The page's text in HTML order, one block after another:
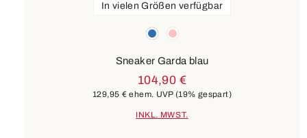
blau rosa
In vielen Größen verfügbar
Sneaker Garda blau
104,90 €
129,95 € ehem. UVP(19% gespart)
INKL. MWST.